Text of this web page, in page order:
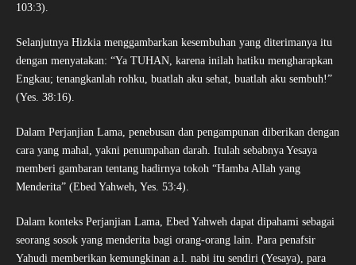
103:3).
Selanjutnya Hizkia menggambarkan kesembuhan yang diterimanya itu
dengan menyatakan: “Ya TUHAN, karena inilah hatiku mengharapkan
Engkau; tenangkanlah rohku, buatlah aku sehat, buatlah aku sembuh!”
(Yes. 38:16).
Dalam Perjanjian Lama, penebusan dan pengampunan diberikan dengan
cara yang mahal, yakni penumpahan darah. Itulah sebabnya Yesaya
memberi gambaran tentang hadirnya tokoh “Hamba Allah yang
Menderita” (Ebed Yahweh, Yes. 53:4).
Dalam konteks Perjanjian Lama, Ebed Yahweh dapat dipahami sebagai
seorang sosok yang menderita bagi orang-orang lain. Para penafsir
Yahudi memberikan kemungkinan a.l. nabi itu sendiri (Yesaya), para